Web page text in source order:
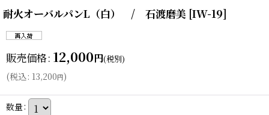
耐火オーバルパンL（白） / 石渡磨美 [IW-19]
販売価格: 12,000円(税別)
(税込: 13,200円)
数量: